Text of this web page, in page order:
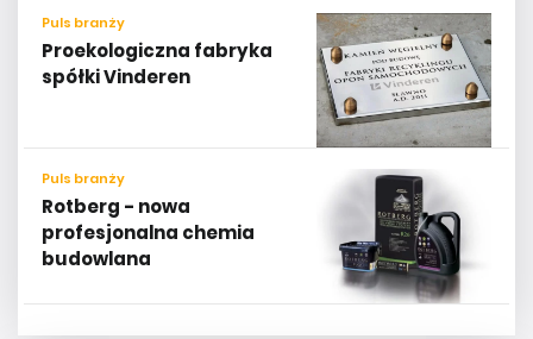
Puls branży
Proekologiczna fabryka
spółki Vinderen
Puls branży
Rotberg - nowa
profesjonalna chemia
budowlana